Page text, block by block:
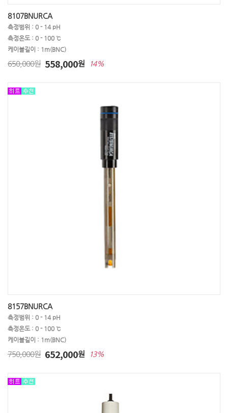
8107BNURCA
측정범위 : 0 - 14 pH
측정온도 : 0 - 100 ℃
케이블길이 : 1m(BNC)
650,000원 558,000원 14%
8157BNURCA
측정범위 : 0 - 14 pH
측정온도 : 0 - 100 ℃
케이블길이 : 1m(BNC)
750,000원 652,000원 13%